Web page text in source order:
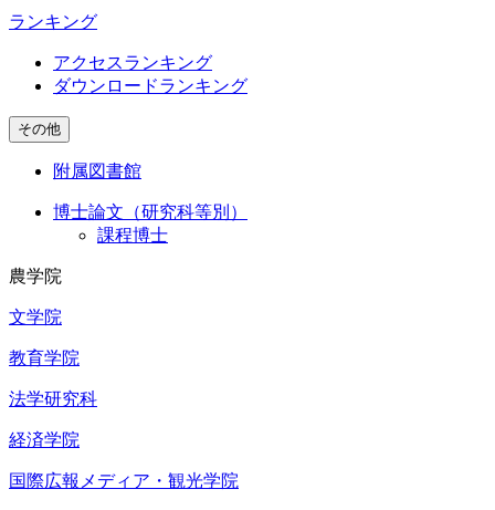
ランキング
アクセスランキング
ダウンロードランキング
その他
附属図書館
博士論文（研究科等別）
課程博士
農学院
文学院
教育学院
法学研究科
経済学院
国際広報メディア・観光学院